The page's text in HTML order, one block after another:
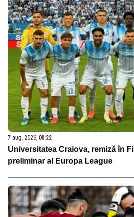
7 aug. 2026, 08:22
Universitatea Craiova, remiză în
preliminar al Europa League